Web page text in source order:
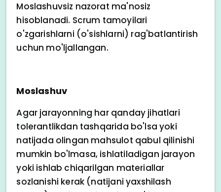
Moslashuvsiz nazorat ma'nosiz
hisoblanadi. Scrum tamoyilari
o'zgarishlarni (o'sishlarni) rag'batlantirish
uchun mo'ljallangan.
Moslashuv
Agar jarayonning har qanday jihatlari
tolerantlikdan tashqarida bo'lsa yoki
natijada olingan mahsulot qabul qilinishi
mumkin bo'lmasa, ishlatiladigan jarayon
yoki ishlab chiqarilgan materiallar
sozlanishi kerak (natijani yaxshilash